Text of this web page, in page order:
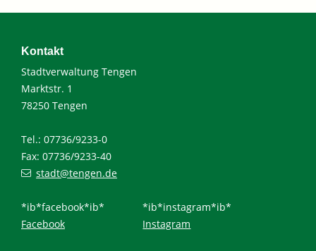
Kontakt
Stadtverwaltung Tengen
Marktstr. 1
78250 Tengen
Tel.: 07736/9233-0
Fax: 07736/9233-40
stadt@tengen.de
*ib*facebook*ib*
Facebook
*ib*instagram*ib*
Instagram